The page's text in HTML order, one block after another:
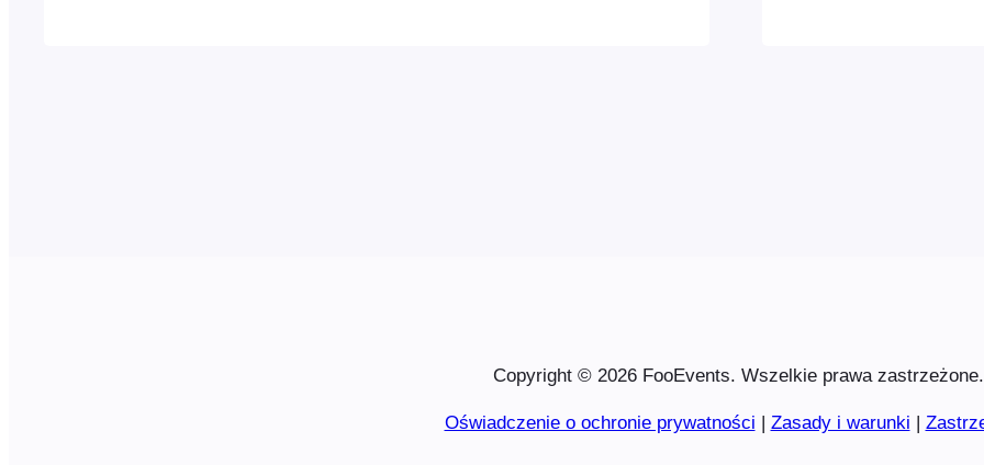
Copyright © 2026 FooEvents. Wszelkie prawa zastrzeżone.
Oświadczenie o ochronie prywatności Zasady i warunki